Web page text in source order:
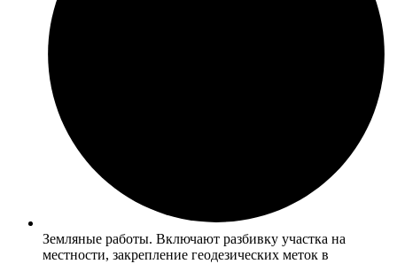
Земляные работы. Включают разбивку участка на
местности, закрепление геодезических меток в